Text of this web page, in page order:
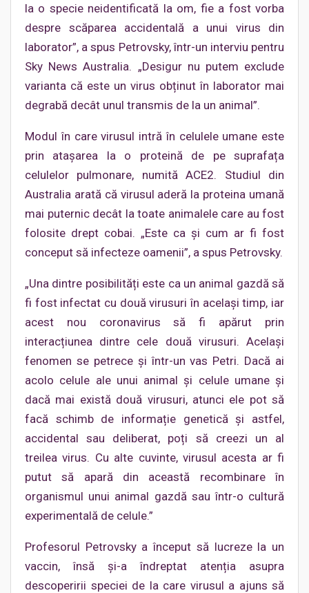
la o specie neidentificată la om, fie a fost vorba
despre scăparea accidentală a unui virus din
laborator”, a spus Petrovsky, într-un interviu pentru
Sky News Australia. „Desigur nu putem exclude
varianta că este un virus obținut în laborator mai
degrabă decât unul transmis de la un animal”.
Modul în care virusul intră în celulele umane este
prin atașarea la o proteină de pe suprafața
celulelor pulmonare, numită ACE2. Studiul din
Australia arată că virusul aderă la proteina umană
mai puternic decât la toate animalele care au fost
folosite drept cobai. „Este ca și cum ar fi fost
conceput să infecteze oamenii”, a spus Petrovsky.
„Una dintre posibilități este ca un animal gazdă să
fi fost infectat cu două virusuri în același timp, iar
acest nou coronavirus să fi apărut prin
interacțiunea dintre cele două virusuri. Același
fenomen se petrece și într-un vas Petri. Dacă ai
acolo celule ale unui animal și celule umane și
dacă mai există două virusuri, atunci ele pot să
facă schimb de informație genetică și astfel,
accidental sau deliberat, poți să creezi un al
treilea virus. Cu alte cuvinte, virusul acesta ar fi
putut să apară din această recombinare în
organismul unui animal gazdă sau într-o cultură
experimentală de celule.”
Profesorul Petrovsky a început să lucreze la un
vaccin, însă și-a îndreptat atenția asupra
descoperirii speciei de la care virusul a ajuns să